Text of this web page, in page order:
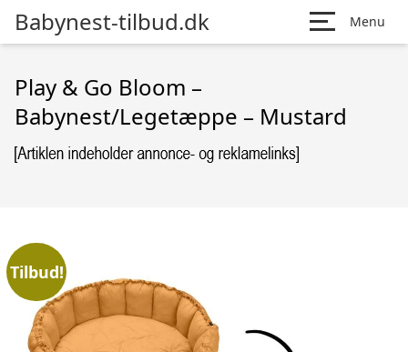
Babynest-tilbud.dk Menu
Play & Go Bloom –
Babynest/Legetæppe – Mustard
Tilbud!